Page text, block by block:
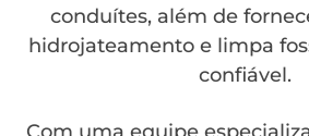
conduítes, além de
hidrojateamento e limpa
confiável.